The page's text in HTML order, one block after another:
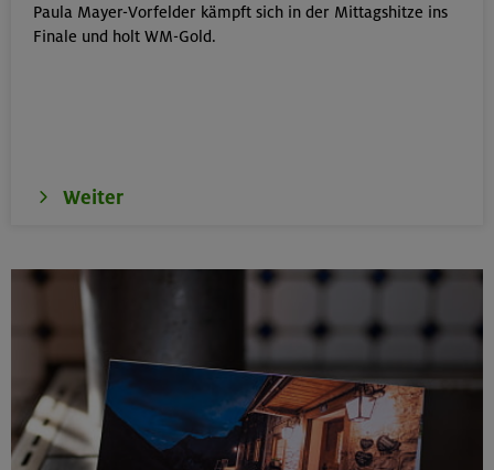
Schwarzenstein 3369 m und Schönbichler Horn 3133
m
Schinder 1808 m
Aufbaukurs Klettern indoor (3 Termine)
München
Paula Mayer-Vorfelder kämpft sich in der Mittagshitze ins
Finale und holt WM-Gold.
Weiter